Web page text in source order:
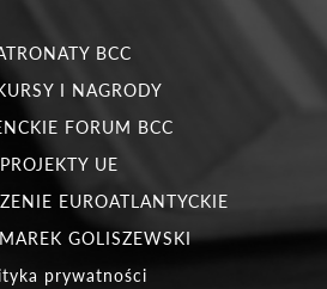
BCC
I NAGRODY
FORUM BCC
PROJEKTY UE
EUROATLANTYCKIE
GOLISZEWSKI
prywatności